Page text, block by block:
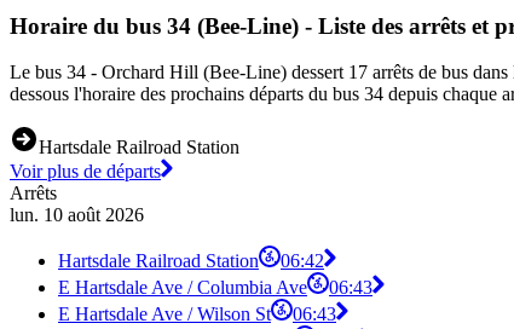
Horaire du bus 34 (Bee-Line) - Liste des arrêts et
Le bus 34 - Orchard Hill (Bee-Line) dessert 17 arrêts de bus
dessous l'horaire des prochains départs du bus 34 depuis
Hartsdale Railroad Station
Voir plus de départs
Arrêts
lun. 10 août 2026
Hartsdale Railroad Station
06:42
E Hartsdale Ave / Columbia Ave
06:43
E Hartsdale Ave / Wilson St
06:43